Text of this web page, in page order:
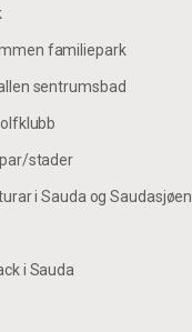
familiepark
sentrumsbad
stader
i Sauda og Saudasjøen
i Sauda